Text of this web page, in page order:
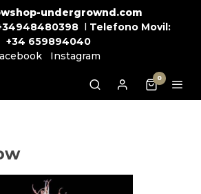
undergrownd.com
l Telefono Movil:
+34 659894040
Instagram
0